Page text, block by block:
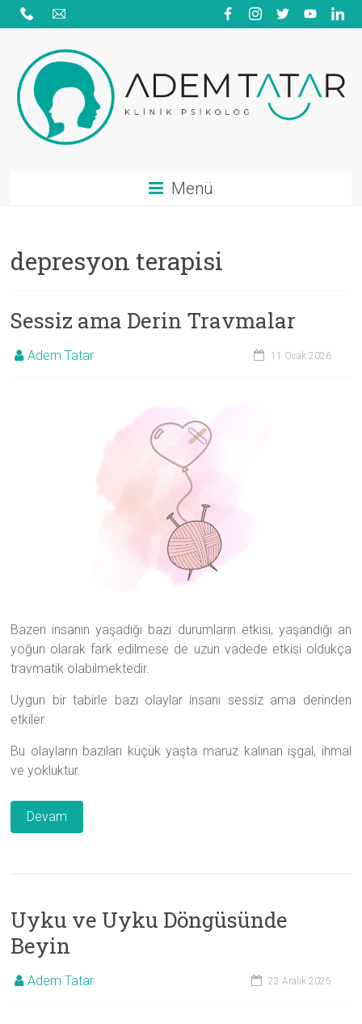
Skip
to
Psikolojik
|
Aile
Samsun
Psikolog
Menü
depresyon terapisi
Sessiz ama Derin Travmalar
Adem Tatar 11 Ocak 2026
Bazen insanın yaşadığı bazı durumların etkisi, yaşandığı an
yoğun olarak fark edilmese de uzun vadede etkisi oldukça
travmatik olabilmektedir.
Uygun bir tabirle bazı olaylar insanı sessiz ama derinden
etkiler.
Bu olayların bazıları küçük yaşta maruz kalınan işgal, ihmal
ve yokluktur.
Devam
Uyku ve Uyku Döngüsünde
Beyin
Adem Tatar 22 Aralık 2025